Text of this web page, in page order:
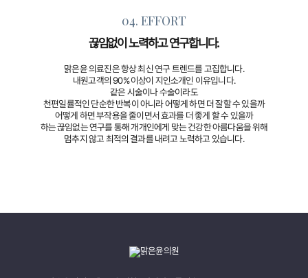
04. EFFORT
끊임없이 노력하고 연구합니다.
맑은윤 의료진은 항상 최신 연구 트렌드를 고집합니다.
내원고객의 90% 이상이 지인소개인 이유입니다.
같은 시술이나 수술이라도
천편일률적인 단순한 반복이 아니라어떻게 하면 더 잘할 수 있을까
어떻게 하면 부작용을 줄이면서 효과를 더 좋게 할 수 있을까
하는 끊임없는 연구를 통해 개개인에게 맞는 건강한 아름다움을 위해
멈추지 않고 최적의 결과를 내려고 노력하고 있습니다.